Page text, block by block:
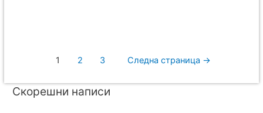
1 2 3 Следна страница →
Скорешни написи